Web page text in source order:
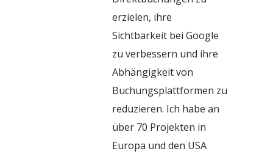
erzielen, ihre
Sichtbarkeit bei Google
zu verbessern und ihre
Abhängigkeit von
Buchungsplattformen zu
reduzieren. Ich habe an
über 70 Projekten in
Europa und den USA